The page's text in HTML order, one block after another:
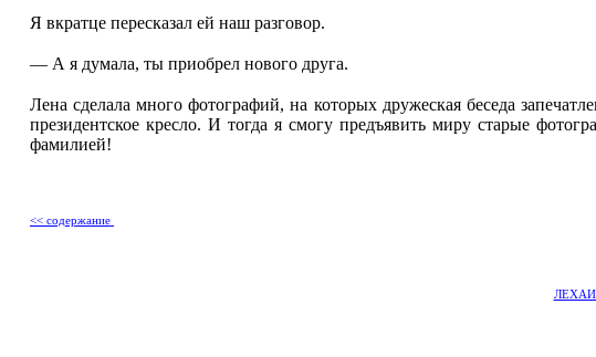
Я вкратце пересказал ей наш разговор.
— А я думала, ты приобрел нового друга.
Лена сделала много фотографий, на которых дружеская беседа
президентское кресло. И тогда я смогу предъявить миру старые
фамилией!
<< содержание